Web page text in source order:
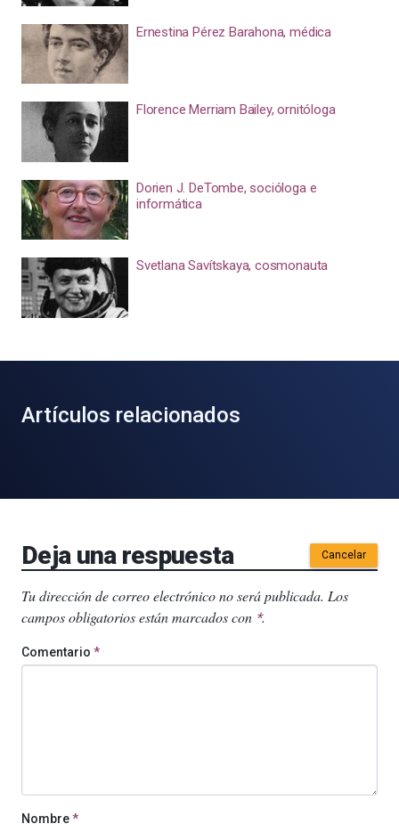
Ernestina Pérez Barahona, médica
Florence Merriam Bailey, ornitóloga
Dorien J. DeTombe, socióloga e
informática
Svetlana Savítskaya, cosmonauta
Artículos relacionados
Deja una respuesta Cancelar
Tu dirección de correo electrónico no será publicada. Los
campos obligatorios están marcados con *.
Comentario *
Nombre*